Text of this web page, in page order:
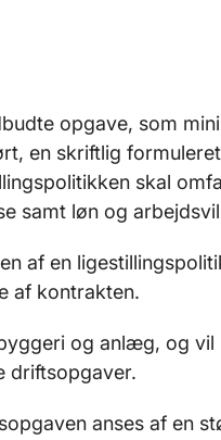
opgave, som
en skriftlig formuleret
skal
samt løn og
af en
af kontrakten.
og anlæg, og vil
driftsopgaver.
anses af en